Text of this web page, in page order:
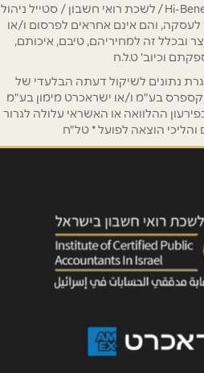
שליחה
* קבוצת ישראכרט / מועדון Hi-Benenfit / לשכת רואי חשבון / סטייל ניהול
לעסקה, והם אינם אחראים לפרסום ו/או
ובכלל זה למחיריהם, טיבם, איכותם,
וכיוב' ט.ל.ח
נתונים לשיקול דעתה הבלעדי של
בע"מ ו/או ישראכרט מימון בע"מ
ההלוואה או האשראי עלולה לגרור
והליכי הוצאה לפועל * טל"ח